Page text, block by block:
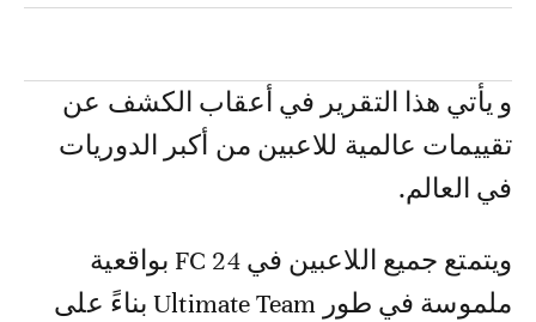
و يأتي هذا التقرير في أعقاب الكشف عن
تقييمات عالمية للاعبين من أكبر الدوريات
في العالم.
ويتمتع جميع اللاعبين في FC 24 بواقعية
ملموسة في طور Ultimate Team بناءً على